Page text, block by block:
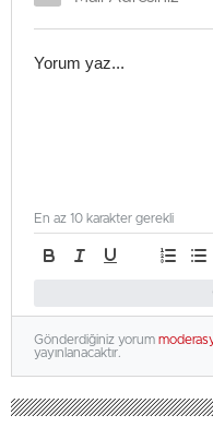
En az 10 karakter gerekli
Gönderdiğiniz yorum
yayınlanacaktır.